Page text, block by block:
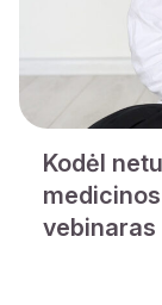
Kodėl
vebinaras